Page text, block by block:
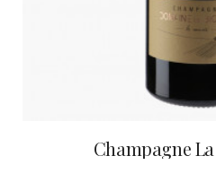
Champagne